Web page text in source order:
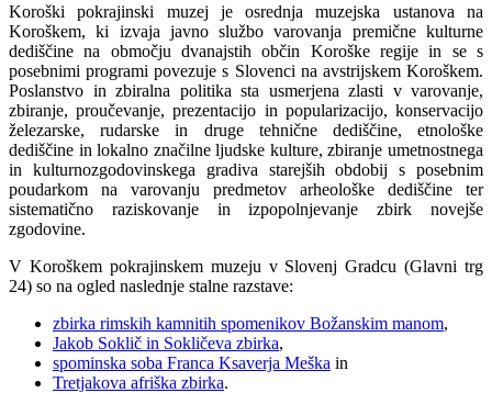
Koroški pokrajinski muzej je osrednja muzejska ustanova na
Koroškem, ki izvaja javno službo varovanja premične kulturne
dediščine na območju dvanajstih občin Koroške regije in se s
posebnimi programi povezuje s Slovenci na avstrijskem Koroškem.
Poslanstvo in zbiralna politika sta usmerjena zlasti v varovanje,
zbiranje, proučevanje, prezentacijo in popularizacijo, konservacijo
železarske, rudarske in druge tehnične dediščine, etnološke
dediščine in lokalno značilne ljudske kulture, zbiranje umetnostnega
in kulturnozgodovinskega gradiva starejših obdobij s posebnim
poudarkom na varovanju predmetov arheološke dediščine ter
sistematično raziskovanje in izpopolnjevanje zbirk novejše
zgodovine.
V Koroškem pokrajinskem muzeju v Slovenj Gradcu (Glavni trg
24) so na ogled naslednje stalne razstave:
zbirka rimskih kamnitih spomenikov Božanskim manom,
Jakob Soklič in Sokličeva zbirka,
spominska soba Franca Ksaverja Meška in
Tretjakova afriška zbirka.